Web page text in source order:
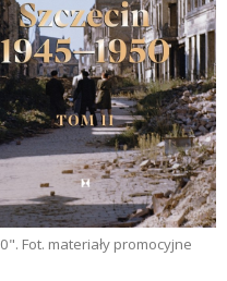
Fot. materiały promocyjne